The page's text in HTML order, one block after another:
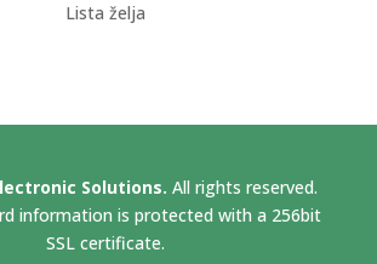
Lista želja
Solutions. All rights reserved.
information is protected with a 256bit
SSL certificate.